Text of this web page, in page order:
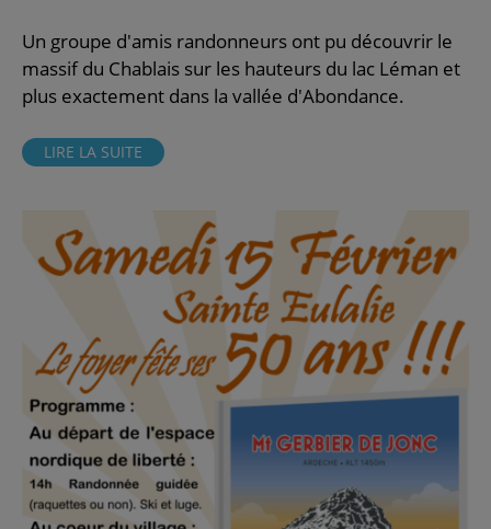
Un groupe d'amis randonneurs ont pu découvrir le
massif du Chablais sur les hauteurs du lac Léman et
plus exactement dans la vallée d'Abondance.
LIRE LA SUITE